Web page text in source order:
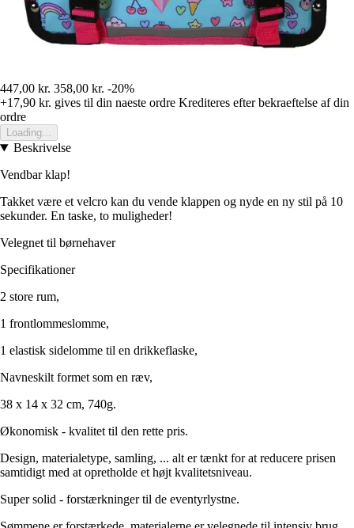
447,00 kr. 358,00 kr. -20%
+17,90 kr. gives til din naeste ordre Krediteres efter bekraeftelse af din
ordre
Loading...
Beskrivelse
Vendbar klap!
Takket være et velcro kan du vende klappen og nyde en ny stil på 10
sekunder. En taske, to muligheder!
Velegnet til børnehaver
Specifikationer
2 store rum,
1 frontlommeslomme,
1 elastisk sidelomme til en drikkeflaske,
Navneskilt formet som en ræv,
38 x 14 x 32 cm, 740g.
Økonomisk - kvalitet til den rette pris.
Design, materialetype, samling, ... alt er tænkt for at reducere prisen
samtidigt med at opretholde et højt kvalitetsniveau.
Super solid - forstærkninger til de eventyrlystne.